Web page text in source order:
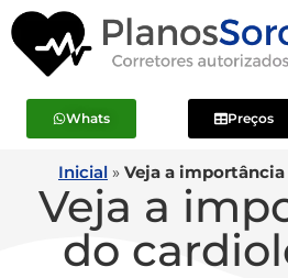
Whats Preços
Inicial » Veja a
Veja a
do